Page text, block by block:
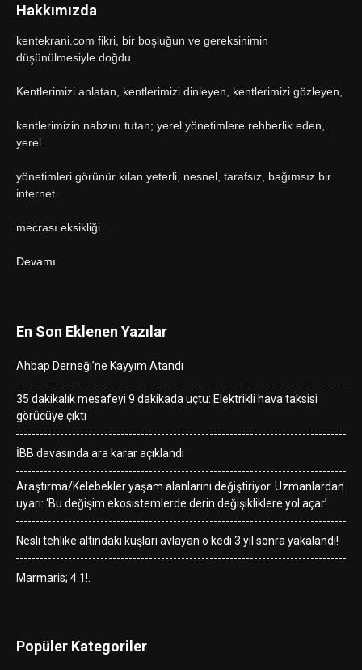
Hakkımızda
kentekrani.com fikri, bir boşluğun ve gereksinimin
düşünülmesiyle doğdu.
Kentlerimizi anlatan, kentlerimizi dinleyen, kentlerimizi gözleyen,
kentlerimizin nabzını tutan; yerel yönetimlere rehberlik eden,
yerel
yönetimleri görünür kılan yeterli, nesnel, tarafsız, bağımsız bir
internet
mecrası eksikliği…
Devamı…
En Son Eklenen Yazılar
Ahbap Derneği’ne Kayyım Atandı
35 dakikalık mesafeyi 9 dakikada uçtu: Elektrikli hava taksisi
görücüye çıktı
İBB davasında ara karar açıklandı
Araştırma/Kelebekler yaşam alanlarını değiştiriyor. Uzmanlardan
uyarı: ‘Bu değişim ekosistemlerde derin değişikliklere yol açar’
Nesli tehlike altındaki kuşları avlayan o kedi 3 yıl sonra yakalandı!
Marmaris; 4.1!.
Popüler Kategoriler